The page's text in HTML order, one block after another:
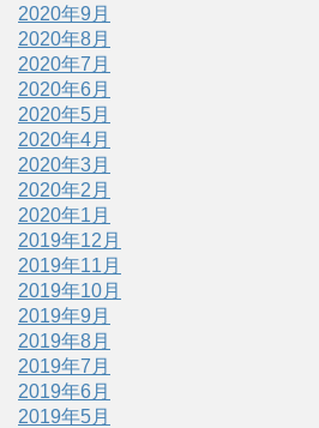
2020年9月
2020年8月
2020年7月
2020年6月
2020年5月
2020年4月
2020年3月
2020年2月
2020年1月
2019年12月
2019年11月
2019年10月
2019年9月
2019年8月
2019年7月
2019年6月
2019年5月